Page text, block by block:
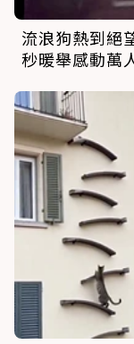
流浪狗熱到絕
秒暖舉感動萬